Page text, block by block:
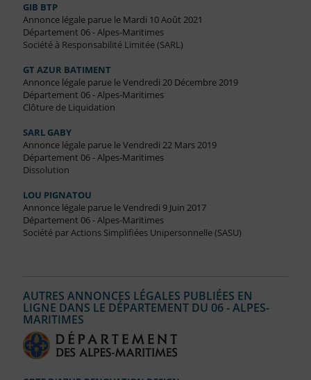
GIB BTP
Annonce légale parue le Mardi 10 Août 2021
Département 06 - Alpes-Maritimes
Société à Responsabilité Limitée (SARL)
GT AZUR BATIMENT
Annonce légale parue le Vendredi 20 Décembre 2019
Département 06 - Alpes-Maritimes
Clôture de Liquidation
SARL GABY
Annonce légale parue le Vendredi 22 Mars 2019
Département 06 - Alpes-Maritimes
Dissolution
LOU PIGNATOU
Annonce légale parue le Vendredi 9 Juin 2017
Département 06 - Alpes-Maritimes
Société par Actions Simplifiées Unipersonnelle (SASU)
AUTRES ANNONCES LÉGALES PUBLIÉES EN
LIGNE DANS LE DÉPARTEMENT DU 06 - ALPES-
MARITIMES